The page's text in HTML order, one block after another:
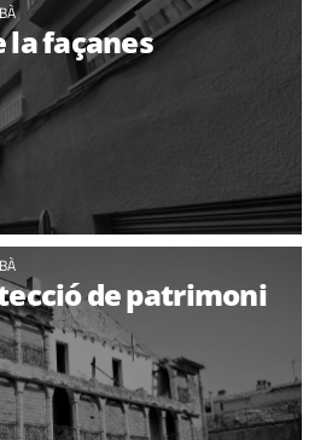
la façanes
de patrimoni